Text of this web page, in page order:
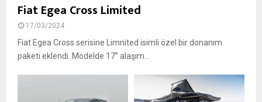
Fiat Egea Cross Limited
17/03/2024
Fiat Egea Cross serisine Limnited isimli özel bir donanım
paketi eklendi. Modelde 17’’ alaşım...